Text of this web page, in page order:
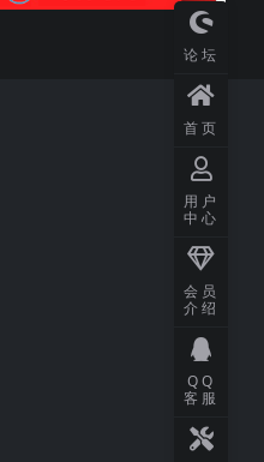
论坛
首页
用户
中心
会员
介绍
QQ
客服